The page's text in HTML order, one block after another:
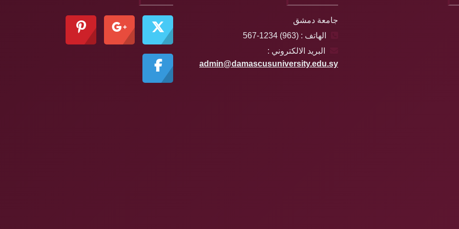
جامعة دمشق
الهاتف : (963) 1234-567
البريد الالكتروني :
admin@damascusuniversity.edu.sy